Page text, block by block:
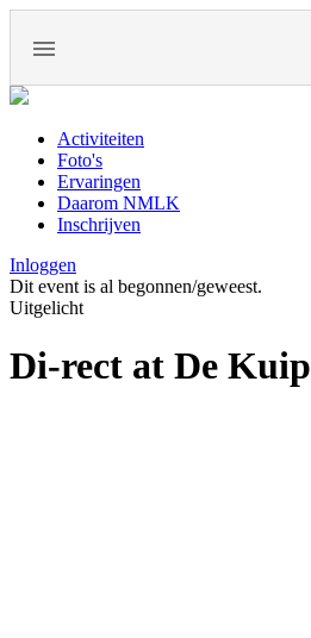
Activiteiten
Foto's
Ervaringen
Daarom NMLK
Inschrijven
Inloggen
Dit event is al begonnen/geweest.
Uitgelicht
Di-rect at De Kuip